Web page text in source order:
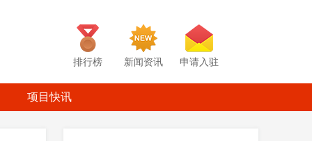
排行榜 新闻资讯 申请入驻
项目快讯